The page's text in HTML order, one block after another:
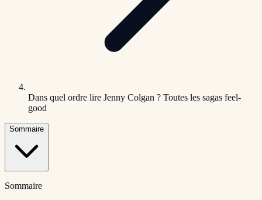
Dans quel ordre lire Jenny Colgan ? Toutes les sagas feel-
good
Sommaire
Sommaire